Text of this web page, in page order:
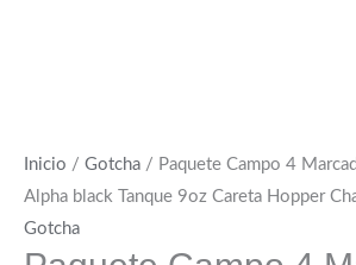
Inicio / Gotcha / Paquete Campo 4
Alpha black Tanque 9oz Careta Hopper
Gotcha